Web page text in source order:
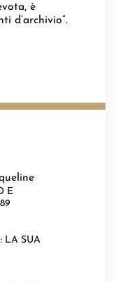
è
d’archivio”.
E
LA SUA